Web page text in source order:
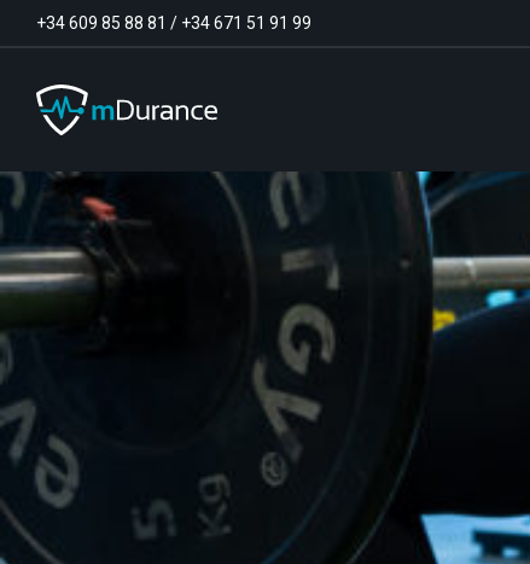
+34 609 85 88 81 / +34 671 51 91 99
Tono basal
Déficits y excesos de activación
Vídeo-Feedback